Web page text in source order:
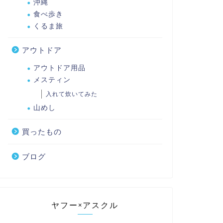
沖縄
食べ歩き
くるま旅
アウトドア
アウトドア用品
メスティン
入れて炊いてみた
山めし
買ったもの
ブログ
ヤフー×アスクル